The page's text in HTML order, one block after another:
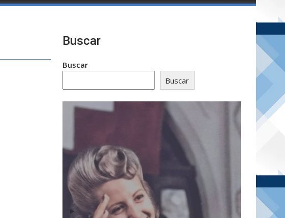
Buscar
Buscar
Buscar